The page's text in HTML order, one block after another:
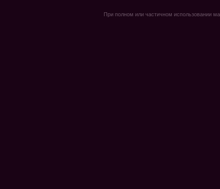
При полном или частичном использовании